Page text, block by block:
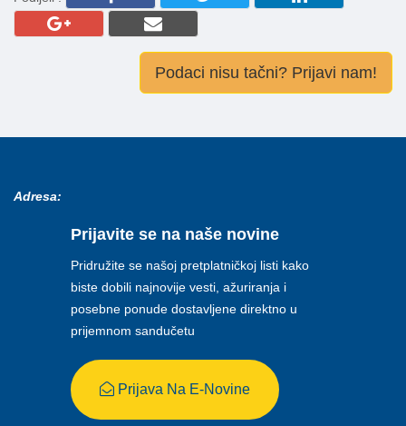
Podaci nisu tačni? Prijavi nam!
Adresa:
Prijavite se na naše novine
Pridružite se našoj pretplatničkoj listi kako
biste dobili najnovije vesti, ažuriranja i
posebne ponude dostavljene direktno u
prijemnom sandučetu
Prijava Na E-Novine